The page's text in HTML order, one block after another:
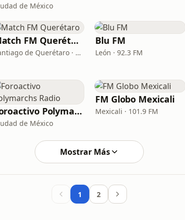
de México
Match FM Querétaro
Santiago de Querétaro · 97.9 FM
Blu FM
León · 92.3 FM
Foroactivo Polymarchs Radio
de México
FM Globo Mexicali
Mexicali · 101.9 FM
Mostrar Más
1 2